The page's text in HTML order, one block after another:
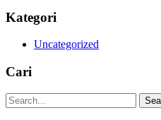
Kategori
Uncategorized
Cari